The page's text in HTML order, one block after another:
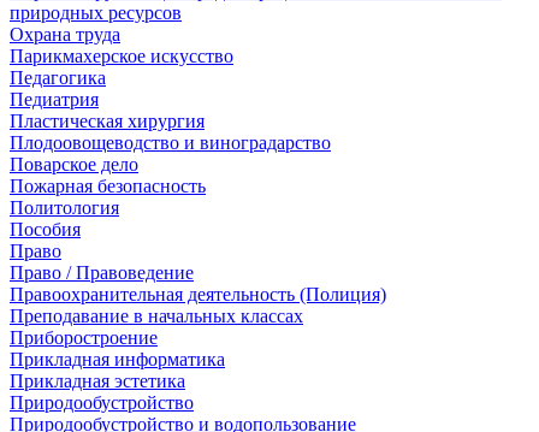
природных ресурсов
Охрана труда
Парикмахерское искусство
Педагогика
Педиатрия
Пластическая хирургия
Плодоовощеводство и виноградарство
Поварское дело
Пожарная безопасность
Политология
Пособия
Право
Право / Правоведение
Правоохранительная деятельность (Полиция)
Преподавание в начальных классах
Приборостроение
Прикладная информатика
Прикладная эстетика
Природообустройство
Природообустройство и водопользование